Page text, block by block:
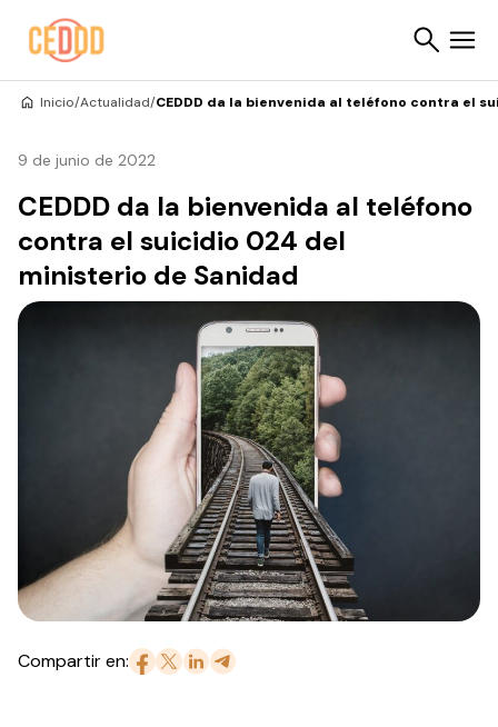
Inicio/Actualidad/CEDDD da la bienvenida al teléfono contra el
9 de junio de 2022
CEDDD da la bienvenida al teléfono
contra el suicidio 024 del
ministerio de Sanidad
Compartir en: